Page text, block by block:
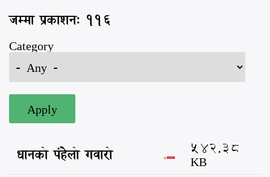
जम्मा प्रकाशन: 116
Category
धानको पंहेलो गवारो 542.38
KB